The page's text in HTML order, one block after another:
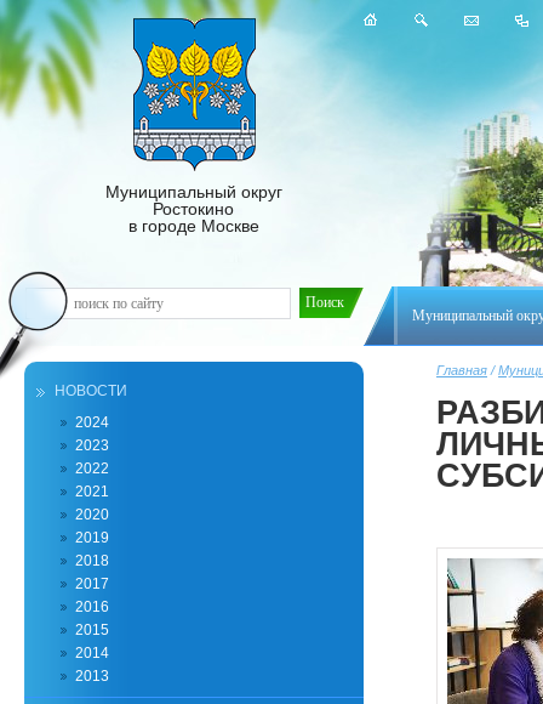
Муниципальный
Муниципальный округ
Ростокино
в городе Москве
Главная /
НОВОСТИ
2024
2023
2022
2021
2020
2019
2018
2017
2016
2015
2014
2013